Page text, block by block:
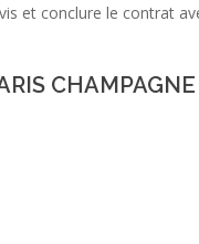
et conclure le contrat
CHAMPAGNE